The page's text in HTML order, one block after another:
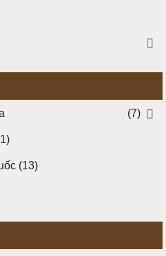
(7)
(13)